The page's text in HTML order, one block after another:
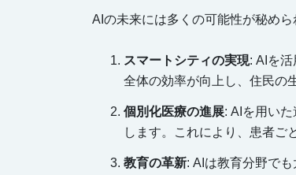
AIの未来には多くの可能性が秘め
スマートシティの実現: AIを
全体の効率が向上し、住民の
個別化医療の進展: AIを用い
します。これにより、患者ご
教育の革新: AIは教育分野で